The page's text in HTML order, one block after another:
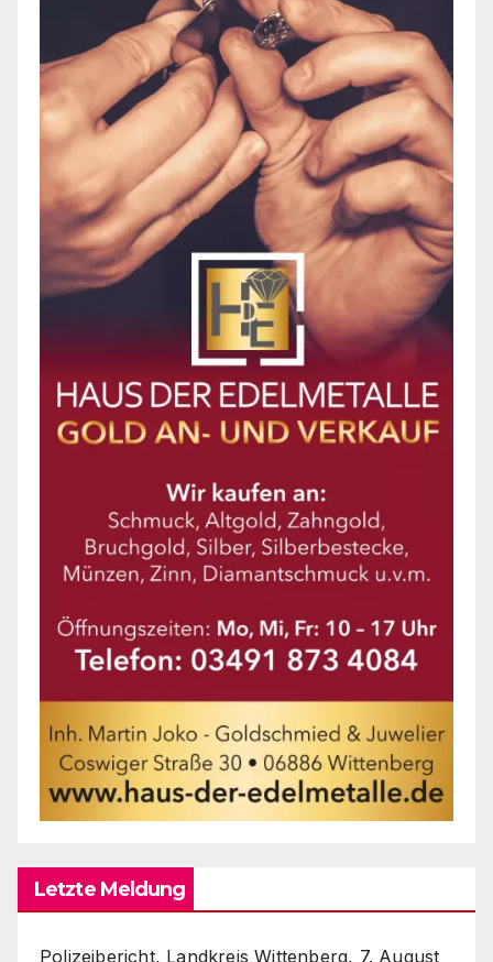
Letzte Meldung
Polizeibericht, Landkreis Wittenberg, 7. August